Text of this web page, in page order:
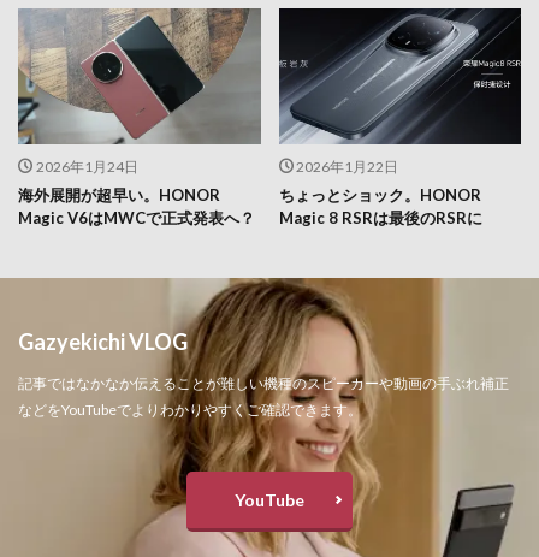
2026年1月24日
海外展開が超早い。HONOR
Magic V6はMWCで正式発表へ？
2026年1月22日
ちょっとショック。HONOR
Magic 8 RSRは最後のRSRに
Gazyekichi VLOG
記事ではなかなか伝えることが難しい機種のスピーカーや動画の手ぶれ補正
などをYouTubeでよりわかりやすくご確認できます。
YouTube